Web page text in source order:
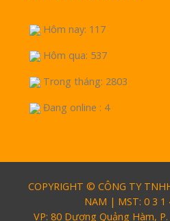
Hôm nay: 117
Hôm qua: 537
Trong tháng: 2803
Đang online : 4
COPYRIGHT © CÔNG TY
NAM | MST: 0 3 1
VP: 80 Dương Quảng Hàm,